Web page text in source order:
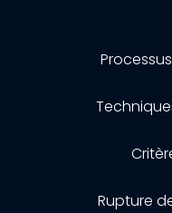
Rupture